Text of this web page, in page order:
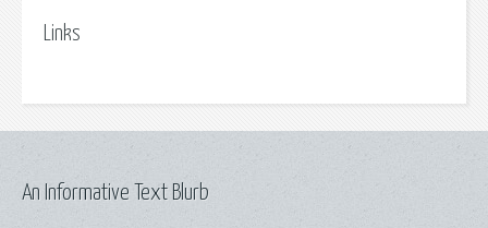
Links
An Informative Text Blurb